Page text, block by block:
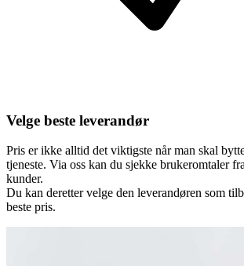
Velge beste leverandør
Pris er ikke alltid det viktigste når man skal
tjeneste. Via oss kan du sjekke brukeromtaler
kunder.
Du kan deretter velge den leverandøren som
beste pris.